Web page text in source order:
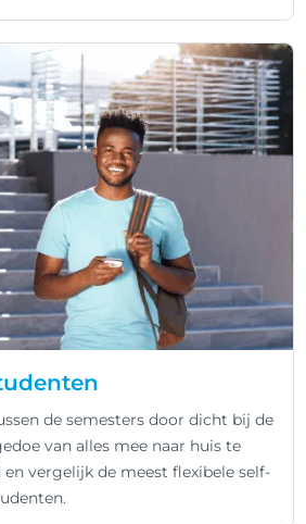
de semesters door dicht bij de
van alles mee naar huis te
vergelijk de meest flexibele self-